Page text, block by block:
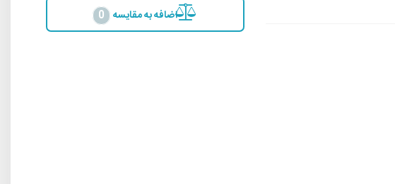
اضافه به مقایسه 0